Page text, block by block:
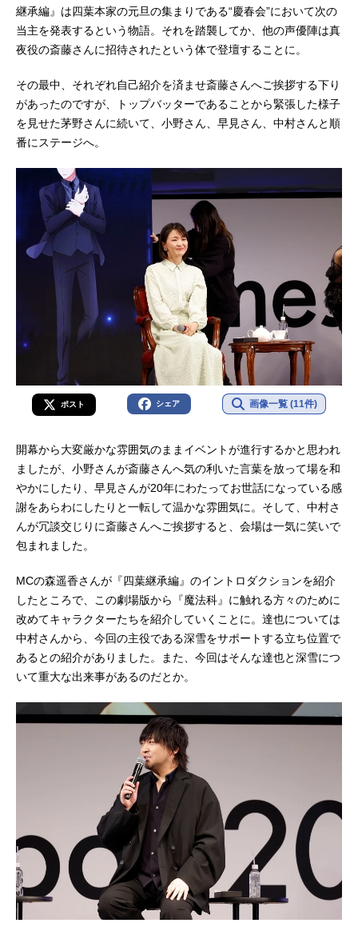
継承編』は四葉本家の元旦の集まりである“慶春会”において次の
当主を発表するという物語。それを踏襲してか、他の声優陣は真
夜役の斎藤さんに招待されたという体で登壇することに。
その最中、それぞれ自己紹介を済ませ斎藤さんへご挨拶する下り
があったのですが、トップバッターであることから緊張した様子
を見せた茅野さんに続いて、小野さん、早見さん、中村さんと順
番にステージへ。
ポスト シェア 画像一覧 (11件)
開幕から大変厳かな雰囲気のままイベントが進行するかと思われ
ましたが、小野さんが斎藤さんへ気の利いた言葉を放って場を和
やかにしたり、早見さんが20年にわたってお世話になっている感
謝をあらわにしたりと一転して温かな雰囲気に。そして、中村さ
んが冗談交じりに斎藤さんへご挨拶すると、会場は一気に笑いで
包まれました。
MCの森遥香さんが『四葉継承編』のイントロダクションを紹介
したところで、この劇場版から『魔法科』に触れる方々のために
改めてキャラクターたちを紹介していくことに。達也については
中村さんから、今回の主役である深雪をサポートする立ち位置で
あるとの紹介がありました。また、今回はそんな達也と深雪につ
いて重大な出来事があるのだとか。